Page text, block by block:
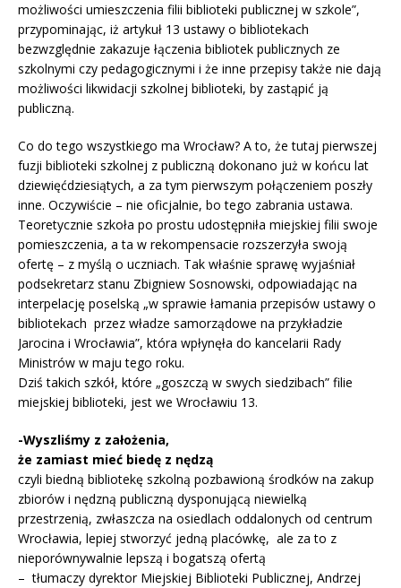
możliwości umieszczenia filii biblioteki publicznej w szkole”,
przypominając, iż artykuł 13 ustawy o bibliotekach
bezwzględnie zakazuje łączenia bibliotek publicznych ze
szkolnymi czy pedagogicznymi i że inne przepisy także nie dają
możliwości likwidacji szkolnej biblioteki, by zastąpić ją
publiczną.
Co do tego wszystkiego ma Wrocław? A to, że tutaj pierwszej
fuzji biblioteki szkolnej z publiczną dokonano już w końcu lat
dziewięćdziesiątych, a za tym pierwszym połączeniem poszły
inne. Oczywiście – nie oficjalnie, bo tego zabrania ustawa.
Teoretycznie szkoła po prostu udostępniła miejskiej filii swoje
pomieszczenia, a ta w rekompensacie rozszerzyła swoją
ofertę – z myślą o uczniach. Tak właśnie sprawę wyjaśniał
podsekretarz stanu Zbigniew Sosnowski, odpowiadając na
interpelację poselską „w sprawie łamania przepisów ustawy o
bibliotekach przez władze samorządowe na przykładzie
Jarocina i Wrocławia”, która wpłynęła do kancelarii Rady
Ministrów w maju tego roku.
Dziś takich szkół, które „goszczą w swych siedzibach” filie
miejskiej biblioteki, jest we Wrocławiu 13.
-Wyszliśmy z założenia,
że zamiast mieć biedę z nędzą
czyli biedną bibliotekę szkolną pozbawioną środków na zakup
zbiorów i nędzną publiczną dysponującą niewielką
przestrzenią, zwłaszcza na osiedlach oddalonych od centrum
Wrocławia, lepiej stworzyć jedną placówkę, ale za to z
nieporównywalnie lepszą i bogatszą ofertą
– tłumaczy dyrektor Miejskiej Biblioteki Publicznej, Andrzej